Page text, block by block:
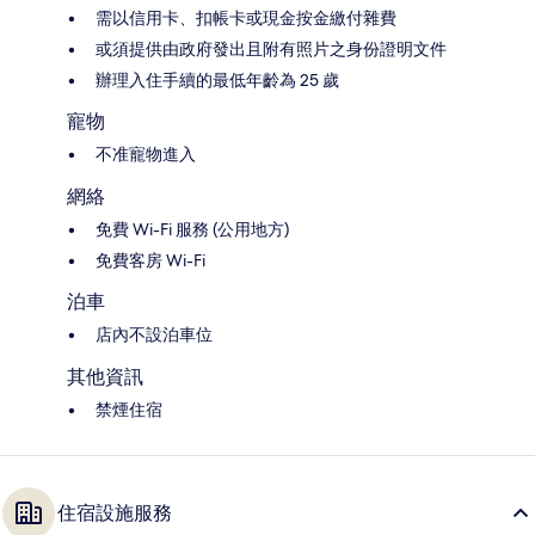
需以信用卡、扣帳卡或現金按金繳付雜費
或須提供由政府發出且附有照片之身份證明文件
辦理入住手續的最低年齡為 25 歲
寵物
不准寵物進入
網絡
免費 Wi-Fi 服務 (公用地方)
免費客房 Wi-Fi
泊車
店內不設泊車位
其他資訊
禁煙住宿
住宿設施服務